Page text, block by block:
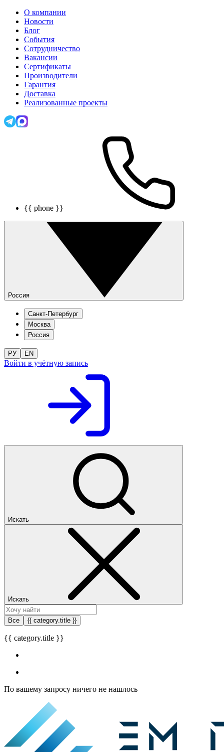
О компании
Новости
Блог
События
Сотрудничество
Вакансии
Сертификаты
Производители
Гарантия
Доставка
Реализованные проекты
{{ phone }}
Россия
Санкт-Петербург
Москва
Россия
РУ EN
Войти в учётную запись
Искать
Искать
Все {{ category.title }}
{{ category.title }}
По вашему запросу ничего не нашлось